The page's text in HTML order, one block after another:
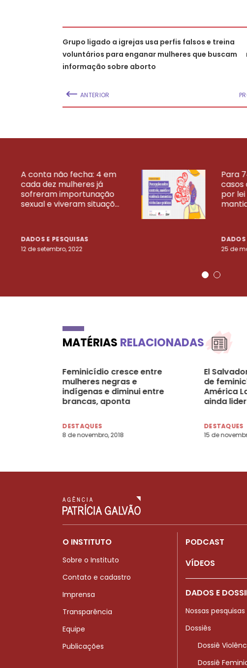
Grupo ligado a igrejas usa perfis falsos e treina
voluntários para enganar mulheres que buscam
informação sobre aborto
ANTERIOR
A conta não fecha: 4 em
cada dez mulheres já
sofreram importunação
sexual e viveram situaçõ...
DADOS E PESQUISAS
12 de setembro, 2022
Para
casos
por
DADOS
25 de
VEJA MAIS PESQUISAS
MATÉRIAS RELACIONADAS
Feminicídio cresce entre
mulheres negras e
indígenas e diminui entre
brancas, aponta
DESTAQUES
8 de novembro, 2018
El
de
América
ainda
DESTAQUES
15 de
O INSTITUTO
Sobre o Instituto
Contato e cadastro
Imprensa
Transparência
Equipe
Publicações
PODCAST
VÍDEOS
DADOS E
Nossas
Dossiês
Dossiê
Dossiê